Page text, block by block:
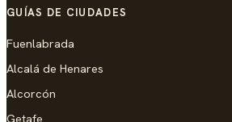
GUÍAS DE CIUDADES
Fuenlabrada
Alcalá de Henares
Alcorcón
Getafe